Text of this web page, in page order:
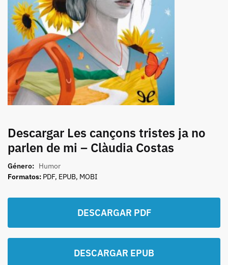
Descargar Les cançons tristes ja no
parlen de mi – Clàudia Costas
Género: Humor
Formatos: PDF, EPUB, MOBI
DESCARGAR PDF
DESCARGAR EPUB